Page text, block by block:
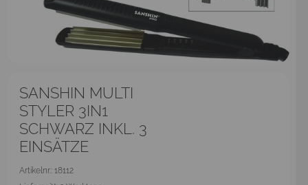
SANSHIN MULTI
STYLER 3IN1
SCHWARZ INKL. 3
EINSÄTZE
Artikelnr.: 18112